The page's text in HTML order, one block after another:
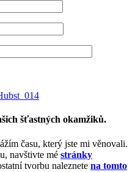
šťastných okamžiků.
času, který jste mi věnovali.
navštivte mé stránky
tvorbu naleznete na tomto